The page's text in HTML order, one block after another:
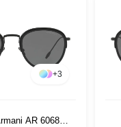
+3
AR 6068